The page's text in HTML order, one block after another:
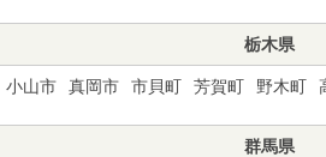
栃木県
小山市 真岡市 市貝町 芳賀町 野木町
群馬県